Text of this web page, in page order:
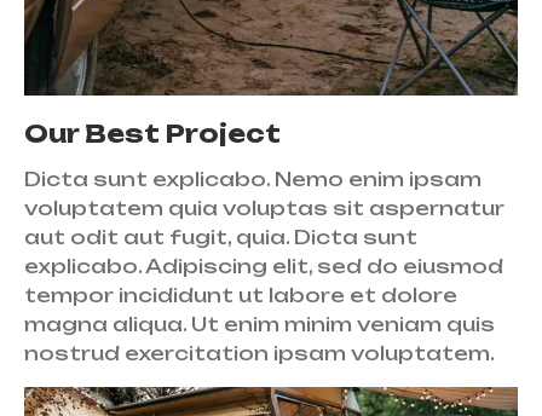
Our Best Project
Dicta sunt explicabo. Nemo enim ipsam
voluptatem quia voluptas sit aspernatur
aut odit aut fugit, quia. Dicta sunt
explicabo. Adipiscing elit, sed do eiusmod
tempor incididunt ut labore et dolore
magna aliqua. Ut enim minim veniam quis
nostrud exercitation ipsam voluptatem.